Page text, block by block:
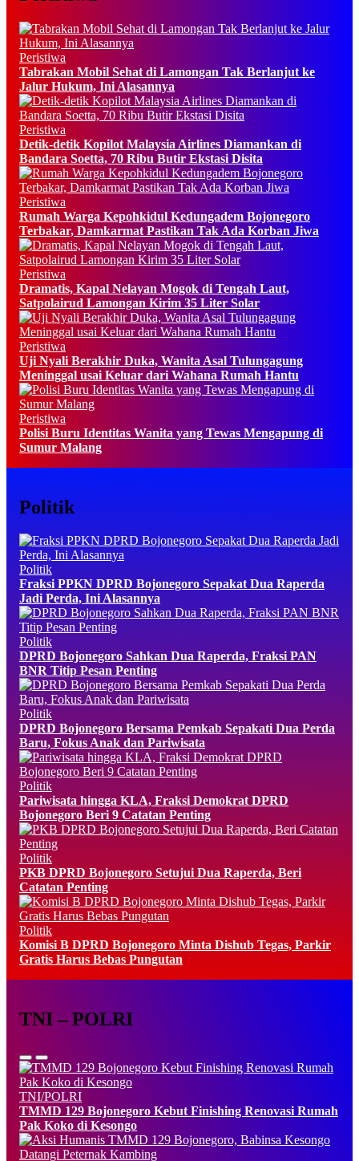
Peristiwa
Tabrakan Mobil Sehat di Lamongan Tak Berlanjut ke
Jalur Hukum, Ini Alasannya
Peristiwa
Detik-detik Kopilot Malaysia Airlines Diamankan di
Bandara Soetta, 70 Ribu Butir Ekstasi Disita
Peristiwa
Rumah Warga Kepohkidul Kedungadem Bojonegoro
Terbakar, Damkarmat Pastikan Tak Ada Korban Jiwa
Peristiwa
Dramatis, Kapal Nelayan Mogok di Tengah Laut,
Satpolairud Lamongan Kirim 35 Liter Solar
Peristiwa
Uji Nyali Berakhir Duka, Wanita Asal Tulungagung
Meninggal usai Keluar dari Wahana Rumah Hantu
Peristiwa
Polisi Buru Identitas Wanita yang Tewas Mengapung di
Sumur Malang
Politik
Politik
Fraksi PPKN DPRD Bojonegoro Sepakat Dua Raperda
Jadi Perda, Ini Alasannya
Politik
DPRD Bojonegoro Sahkan Dua Raperda, Fraksi PAN
BNR Titip Pesan Penting
Politik
DPRD Bojonegoro Bersama Pemkab Sepakati Dua Perda
Baru, Fokus Anak dan Pariwisata
Politik
Pariwisata hingga KLA, Fraksi Demokrat DPRD
Bojonegoro Beri 9 Catatan Penting
Politik
PKB DPRD Bojonegoro Setujui Dua Raperda, Beri
Catatan Penting
Politik
Komisi B DPRD Bojonegoro Minta Dishub Tegas, Parkir
Gratis Harus Bebas Pungutan
TNI – POLRI
TNI/POLRI
TMMD 129 Bojonegoro Kebut Finishing Renovasi Rumah
Pak Koko di Kesongo